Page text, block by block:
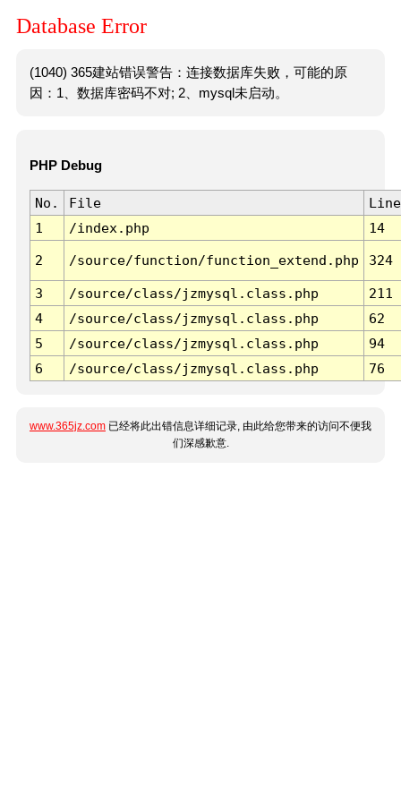
Database Error
(1040) 365建站错误警告：连接数据库失败，可能的原
因：1、数据库密码不对; 2、mysql未启动。
PHP Debug
No. File
Line
1
/index.php 14
2 /source/function/function_extend.php 324
3 /source/class/jzmysql.class.php
211
4
/source/class/jzmysql.class.php
62
5
/source/class/jzmysql.class.php
94
6
/source/class/jzmysql.class.php 76
www.365jz.com 已经将此出错信息详细记录, 由此给您带来的访问不便我
们深感歉意.